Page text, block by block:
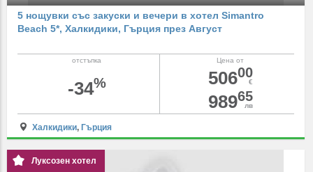
5 нощувки със закуски и вечери в хотел Simantro
Beach 5*, Халкидики, Гърция през Август
Цена от
50600
€
98965
лв
отстъпка
-34%
Халкидики, Гърция
Луксозен хотел